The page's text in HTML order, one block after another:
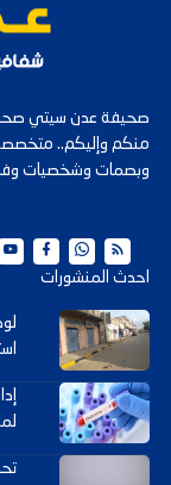
صحيفة عدن سيتي
منكم وإليكم.. متخصصة
وبصمات وشخصيات
احدث المنشورات